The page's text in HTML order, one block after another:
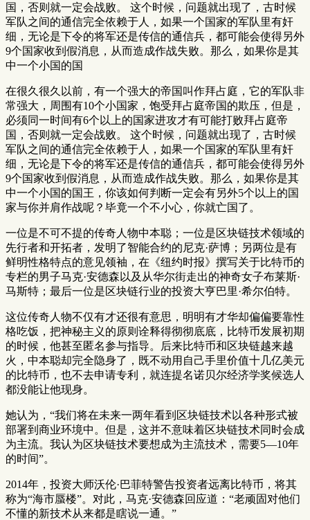
国，否则就一定会战败。 这个时候，问题就出现了，古时候
军队之间的通信完全依赖于人，如果一个国家的军队里有奸
细，无论是下令的将军还是传信的通信兵，都可能会使得另外
9个国家收到假消息，从而造成作战失败。那么，如果你是其
中一个小国的国
在很久很久以前，有一个强大的帝国叫作拜占庭，它的军队非
常强大，周围有10个小国家，饱受拜占庭帝国的欺压，但是，
必须同一时间有6个以上的国家进攻才有可能打败拜占庭帝
国，否则就一定会战败。 这个时候，问题就出现了，古时候
军队之间的通信完全依赖于人，如果一个国家的军队里有奸
细，无论是下令的将军还是传信的通信兵，都可能会使得另外
9个国家收到假消息，从而造成作战失败。那么，如果你是其
中一个小国的国王，你该如何判断一定会有另外5个以上的国
家与你并肩作战呢？毕竟一个不小心，你就亡国了。
一位是不可不提的传奇人物中本聪；一位是区块链技术领域的
先行者和开拓者，发明了智能合约的尼克·萨博；另两位是有
鲜明性格特点的意见领袖，在《纽约时报》撰写关于比特币的
专栏的男子马克·安德森以及从华尔街走出的神奇女子布莱斯·
马斯特；最后一位是区块链行业的投资大亨巴里·希尔伯特。
这位传奇人物不仅有才还很有意思，明明有才华却偏偏要靠性
格吃饭，把神秘主义的原则诠释得彻彻底底，比特币发展初期
的时候，他甚至匿名参与指导。后来比特币和区块链越来越
火，中本聪却完全隐身了，既不动用自己手里价值十几亿美元
的比特币，也不去申请专利，就连提名诺贝尔经济学奖候选人
都没能让他现身。
她认为，“我们将在未来一两年看到区块链技术以各种形式被
部署到商业环境中。但是，这并不意味着区块链技术同时会成
为主流。我认为区块链技术要想成为主流技术，需要5—10年
的时间”。
2014年，投资大师沃伦·巴菲特警告投资者远离比特币，将其
称为“海市蜃楼”。对此，马克·安德森回应道：“老顽固对他们
不懂的新技术从来都是瞎说一通。”